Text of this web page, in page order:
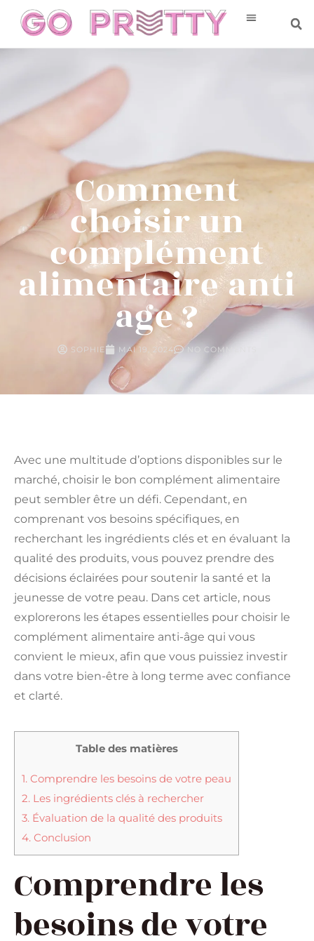
Comment
choisir un
complément
alimentaire anti
age ?
SOPHIE MAI 19, 2024 NO COMMENTS
Avec une multitude d’options disponibles sur le
marché, choisir le bon complément alimentaire
peut sembler être un défi. Cependant, en
comprenant vos besoins spécifiques, en
recherchant les ingrédients clés et en évaluant la
qualité des produits, vous pouvez prendre des
décisions éclairées pour soutenir la santé et la
jeunesse de votre peau. Dans cet article, nous
explorerons les étapes essentielles pour choisir le
complément alimentaire anti-âge qui vous
convient le mieux, afin que vous puissiez investir
dans votre bien-être à long terme avec confiance
et clarté.
Table des matières
1. Comprendre les besoins de votre peau
2. Les ingrédients clés à rechercher
3. Évaluation de la qualité des produits
4. Conclusion
Comprendre les
besoins de votre